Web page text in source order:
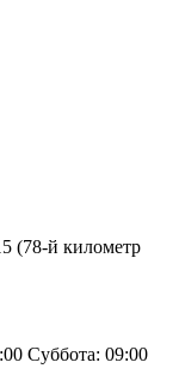
(78-й километр
Суббота: 09:00